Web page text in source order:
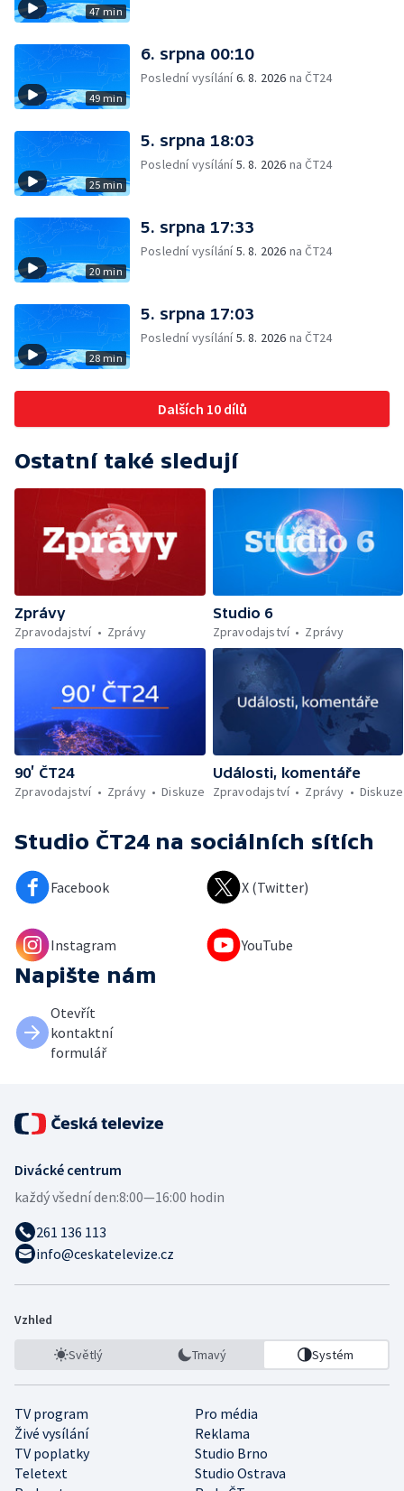
47 min
49 min
6. srpna 00:10
Poslední vysílání6. 8. 2026 na ČT24
25 min
5. srpna 18:03
Poslední vysílání5. 8. 2026 na ČT24
20 min
5. srpna 17:33
Poslední vysílání5. 8. 2026 na ČT24
28 min
5. srpna 17:03
Poslední vysílání5. 8. 2026 na ČT24
Dalších 10 dílů
Ostatní také sledují
Zprávy
Zpravodajství
Zprávy
Studio 6
Zpravodajství
Zprávy
90’ ČT24
Zpravodajství
Zprávy Diskuze
Události, komentáře
Zpravodajství
Zprávy Diskuze
Studio ČT24 na sociálních sítích
Facebook X (Twitter)
Instagram YouTube
Napište nám
Otevřít
kontaktní
formulář
Divácké centrum
každý všední den:8:00—16:00 hodin
261 136 113
info@ceskatelevize.cz
Vzhled
Světlý Tmavý Systém
TV program
Pro média
Živé vysílání
Reklama
TV poplatky
Studio Brno
Teletext
Studio Ostrava